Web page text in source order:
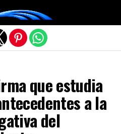
que estudia
a la
del
móvil